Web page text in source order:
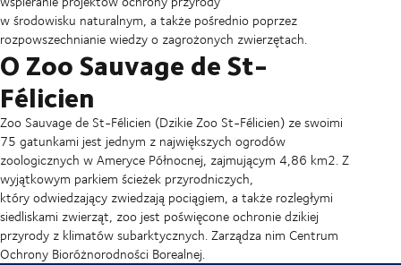
w środowisku naturalnym, a także pośrednio poprzez
rozpowszechnianie wiedzy o zagrożonych zwierzętach.
O Zoo Sauvage de St-
Félicien
Zoo Sauvage de St-Félicien (Dzikie Zoo St-Félicien) ze swoimi
75 gatunkami jest jednym z największych ogrodów
zoologicznych w Ameryce Północnej, zajmującym 4,86 km2. Z
wyjątkowym parkiem ścieżek przyrodniczych,
który odwiedzający zwiedzają pociągiem, a także rozległymi
siedliskami zwierząt, zoo jest poświęcone ochronie dzikiej
przyrody z klimatów subarktycznych. Zarządza nim Centrum
Ochrony Bioróżnorodności Borealnej.